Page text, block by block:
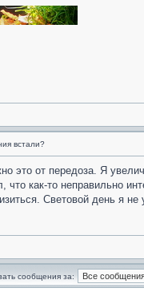
встали?
это от передоза. Я
что как-то неправильно
Световой день я
сообщения за: